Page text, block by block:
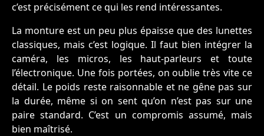
c’est précisément ce qui les rend intéressantes.
La monture est un peu plus épaisse que des lunettes
classiques, mais c’est logique. Il faut bien intégrer la
caméra, les micros, les haut-parleurs et toute
l’électronique. Une fois portées, on oublie très vite ce
détail. Le poids reste raisonnable et ne gêne pas sur
la durée, même si on sent qu’on n’est pas sur une
paire standard. C’est un compromis assumé, mais
bien maîtrisé.